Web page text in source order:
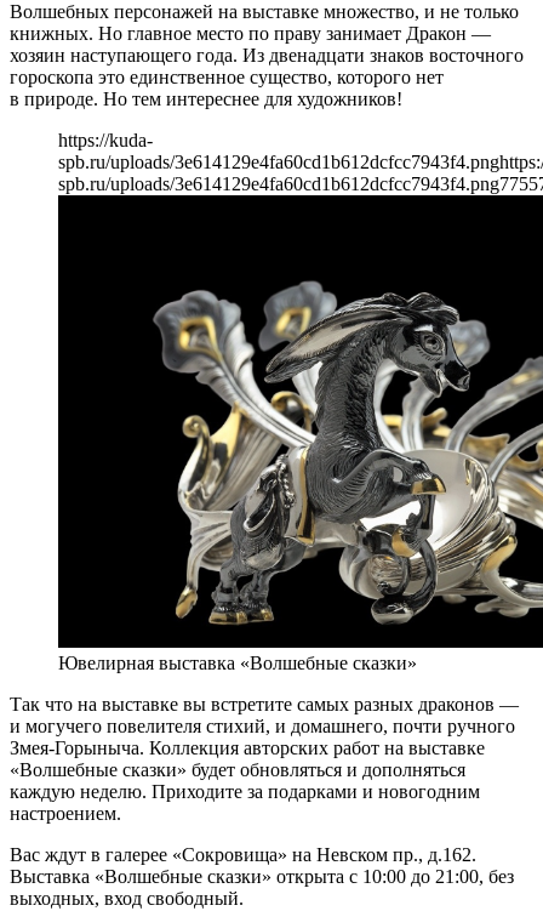
Волшебных персонажей на выставке множество, и не только
книжных. Но главное место по праву занимает Дракон —
хозяин наступающего года. Из двенадцати знаков восточного
гороскопа это единственное существо, которого нет
в природе. Но тем интереснее для художников!
https://kuda-
spb.ru/uploads/3e614129e4fa60cd1b612dcfcc7943f4.png
spb.ru/uploads/3e614129e4fa60cd1b612dcfcc7943f4.png775
Ювелирная выставка «Волшебные сказки»
Так что на выставке вы встретите самых разных драконов —
и могучего повелителя стихий, и домашнего, почти ручного
Змея-Горыныча. Коллекция авторских работ на выставке
«Волшебные сказки» будет обновляться и дополняться
каждую неделю. Приходите за подарками и новогодним
настроением.
Вас ждут в галерее «Сокровища» на Невском пр., д.162.
Выставка «Волшебные сказки» открыта с 10:00 до 21:00, без
выходных, вход свободный.